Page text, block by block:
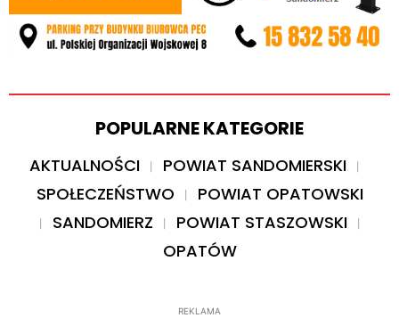
POPULARNE KATEGORIE
AKTUALNOŚCI
POWIAT SANDOMIERSKI
SPOŁECZEŃSTWO
POWIAT OPATOWSKI
SANDOMIERZ
POWIAT STASZOWSKI
OPATÓW
REKLAMA